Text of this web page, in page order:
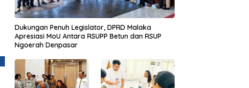
Dukungan Penuh Legislator, DPRD Malaka
Apresiasi MoU Antara RSUPP Betun dan RSUP
Ngoerah Denpasar